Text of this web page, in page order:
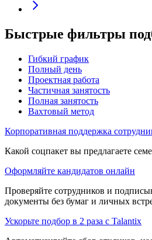
Быстрые фильтры
Гибкий график
Полный день
Проектная работа
Частичная занятость
Полная занятость
Вахтовый метод
Корпоративная поддержка
Какой соцпакет вы предлагаете
Оформляйте кандидатов онлайн
Проверяйте сотрудников и
документы без бумаг и личных
Ускорьте подбор в 2 раза с Talantix